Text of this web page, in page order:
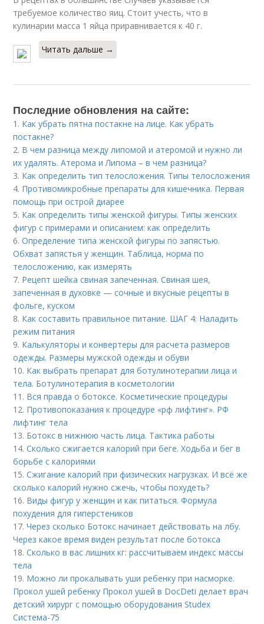
требуемое количество яиц. Стоит учесть, что в
кулинарии масса 1 яйца приравнивается к 40 г.
Читать дальше →
Последние обновления на сайте:
1. Как убрать пятна постакне на лице. Как убрать
постакне?
2. В чем разница между липомой и атеромой и нужно ли
их удалять. Атерома и Липома – в чем разница?
3. Как определить тип телосложения. Типы телосложения
4. Противомикробные препараты для кишечника. Первая
помощь при острой диарее
5. Как определить типы женской фигуры. Типы женских
фигур с примерами и описанием: как определить
6.Определение типа женской фигуры по запястью.
Обхват запястья у женщин. Таблица, норма по
телосложению, как измерять
7. Рецепт шейка свиная запеченная. Свиная шея,
запеченная в духовке — сочные и вкусные рецепты в
фольге, куском
8. Как составить правильное питание. ШАГ 4: Наладить
режим питания
9. Калькуляторы и конвертеры для расчета размеров
одежды. Размеры мужской одежды и обуви
10. Как выбрать препарат для ботулинотерапии лица и
тела. Ботулинотерапия в косметологии
11. Вся правда о ботоксе. Косметические процедуры
12. Противопоказания к процедуре «рф лифтинг». РФ
лифтинг тела
13. Ботокс в нижнюю часть лица. Тактика работы
14.Сколько сжигается калорий при беге. Ходьба и бег в
борьбе с калориями
15.Сжигание калорий при физических нагрузках. И всё же
сколько калорий нужно сжечь, чтобы похудеть?
16. Виды фигур у женщин и как питаться. Формула
похудения для гиперстеников
17.Через сколько Ботокс начинает действовать на лбу.
Через какое время виден результат после ботокса
18.Сколько в вас лишних кг: рассчитываем индекс массы
тела
19. Можно ли прокалывать уши ребенку при насморке.
Прокол ушей ребенку Прокол ушей в DocDeti делает врач
детский хирург с помощью оборудования Studex
Система-75